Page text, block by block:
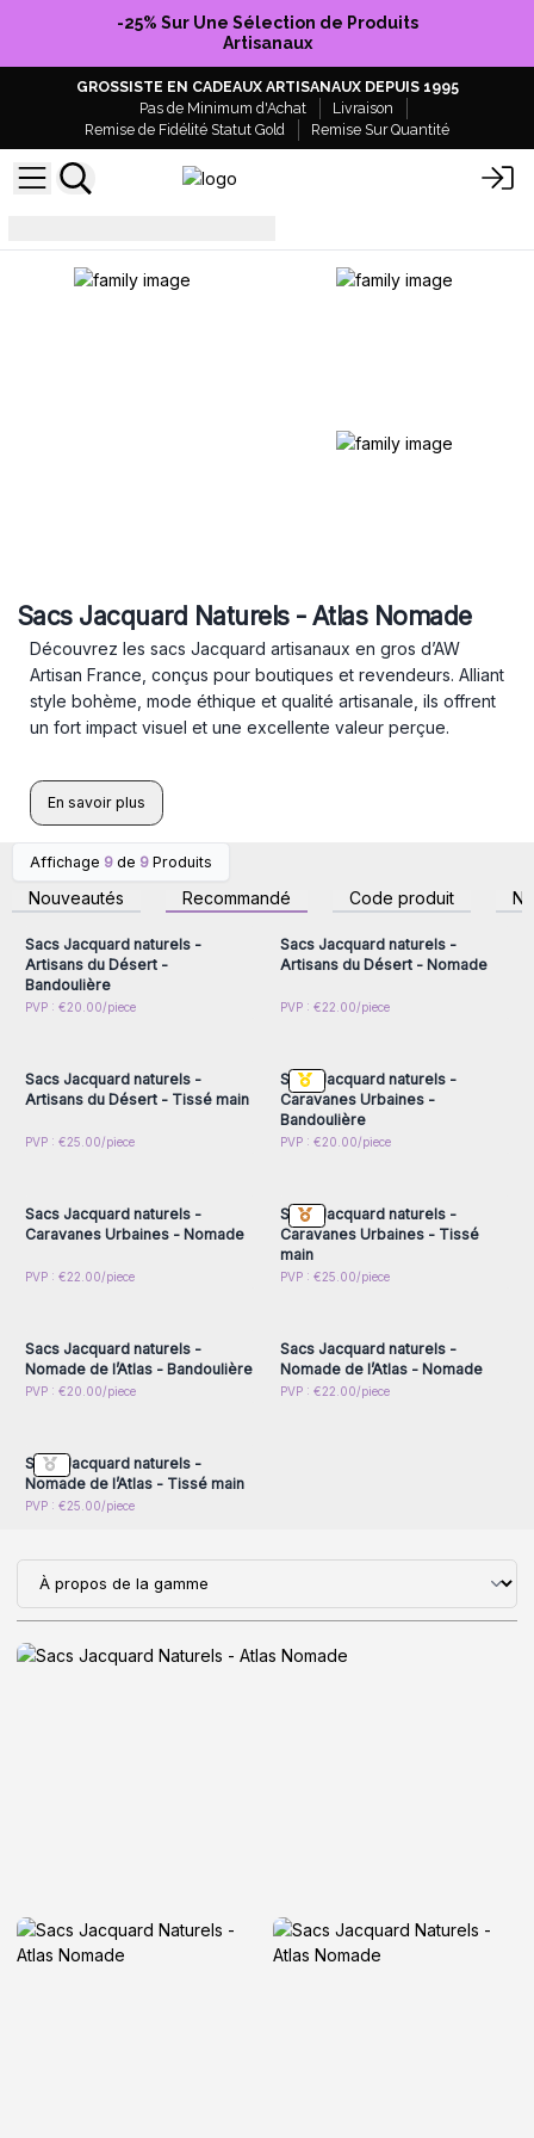
-25% Sur Une Sélection de Produits
Artisanaux
GROSSISTE EN CADEAUX ARTISANAUX DEPUIS 1995
Pas de Minimum d'Achat
Livraison
Remise de Fidélité Statut Gold
Remise Sur Quantité
Sacs Jacquard Naturels - Atlas Nomade
Découvrez les sacs Jacquard artisanaux en gros d’AW
Artisan France, conçus pour boutiques et revendeurs. Alliant
style bohème, mode éthique et qualité artisanale, ils offrent
un fort impact visuel et une excellente valeur perçue.
En savoir plus
Affichage 9 de 9 Produits
Nouveautés Recommandé Code produit
Connectez-vous ou
inscrivez-vous pour
accéder aux prix de gros
Sacs Jacquard naturels -
Artisans du Désert -
Bandoulière
PVP : €20.00/piece
inscrivez-vous pour
accéder aux prix de gros
Sacs Jacquard naturels -
Artisans du Désert - Nomade
PVP : €22.00/piece
Connectez-vous ou
Sacs Jacquard naturels -
Artisans du Désert - Tissé main
PVP : €25.00/piece
Connectez-vous ou
Sacs Jacquard naturels -
Caravanes Urbaines -
Bandoulière
PVP : €20.00/piece
Connectez-vous ou
Sacs Jacquard naturels -
Caravanes Urbaines - Nomade
PVP : €22.00/piece
Connectez-vous ou
Sacs Jacquard naturels -
Caravanes Urbaines - Tissé
main
PVP : €25.00/piece
Connectez-vous ou
Sacs Jacquard naturels -
Nomade de l’Atlas - Bandoulière
PVP : €20.00/piece
Connectez-vous ou
Sacs Jacquard naturels -
Nomade de l’Atlas - Nomade
PVP : €22.00/piece
Connectez-vous ou
Sacs Jacquard naturels -
Nomade de l’Atlas - Tissé main
PVP : €25.00/piece